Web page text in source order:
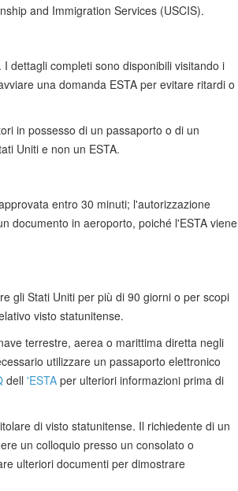
and Immigration Services (USCIS).
dettagli completi sono disponibili visitando i
una domanda ESTA per evitare ritardi o
in possesso di un passaporto o di un
Uniti e non un ESTA.
entro 30 minuti; l'autorizzazione
documento in aeroporto, poiché l'ESTA viene
gli Stati Uniti per più di 90 giorni o per scopi
visto statunitense.
terrestre, aerea o marittima diretta negli
utilizzare un passaporto elettronico
dell 'ESTA per ulteriori informazioni prima di
di visto statunitense. Il richiedente di un
un colloquio presso un consolato o
ulteriori documenti per dimostrare